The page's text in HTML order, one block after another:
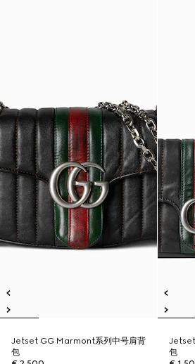
Jetset GG Marmont系列中号肩背
包
包